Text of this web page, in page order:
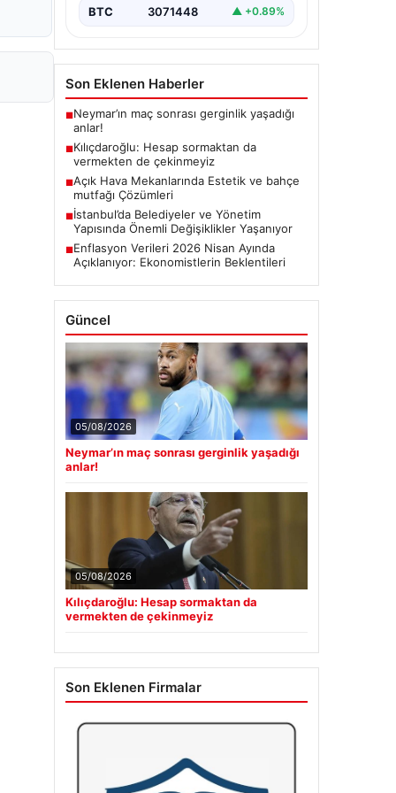
BTC 3071448 ▲ +0.89%
Son Eklenen Haberler
■Neymar’ın maç sonrası gerginlik yaşadığı
anlar!
■Kılıçdaroğlu: Hesap sormaktan da
vermekten de çekinmeyiz
■Açık Hava Mekanlarında Estetik ve bahçe
mutfağı Çözümleri
■İstanbul’da Belediyeler ve Yönetim
Yapısında Önemli Değişiklikler Yaşanıyor
■Enflasyon Verileri 2026 Nisan Ayında
Açıklanıyor: Ekonomistlerin Beklentileri
Güncel
05/08/2026
Neymar’ın maç sonrası gerginlik yaşadığı
anlar!
05/08/2026
Kılıçdaroğlu: Hesap sormaktan da
vermekten de çekinmeyiz
Son Eklenen Firmalar